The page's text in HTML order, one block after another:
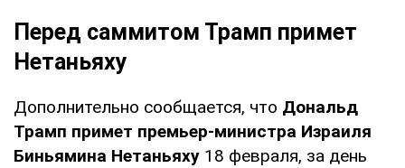
Перед саммитом Трамп примет
Нетаньяху
Дополнительно сообщается, что Дональд
Трамп примет премьер-министра Израиля
Биньямина Нетаньяху 18 февраля, за день